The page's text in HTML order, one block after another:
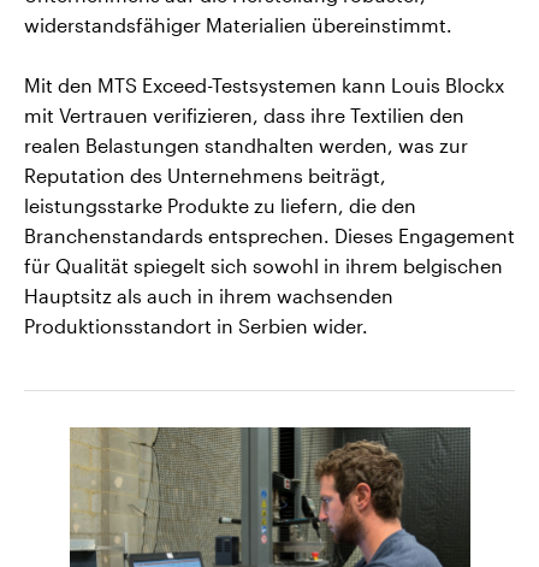
widerstandsfähiger Materialien übereinstimmt.
Mit den MTS Exceed-Testsystemen kann Louis Blockx
mit Vertrauen verifizieren, dass ihre Textilien den
realen Belastungen standhalten werden, was zur
Reputation des Unternehmens beiträgt,
leistungsstarke Produkte zu liefern, die den
Branchenstandards entsprechen. Dieses Engagement
für Qualität spiegelt sich sowohl in ihrem belgischen
Hauptsitz als auch in ihrem wachsenden
Produktionsstandort in Serbien wider.